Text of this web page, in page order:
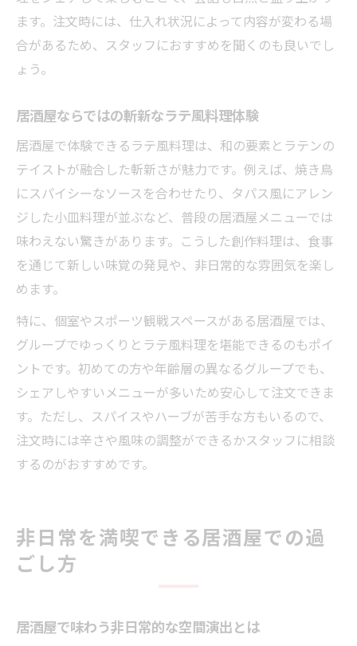
ます。注文時には、仕入れ状況によって内容が変わる場
合があるため、スタッフにおすすめを聞くのも良いでし
ょう。
居酒屋ならではの斬新なラテ風料理体験
居酒屋で体験できるラテ風料理は、和の要素とラテンの
テイストが融合した斬新さが魅力です。例えば、焼き鳥
にスパイシーなソースを合わせたり、タパス風にアレン
ジした小皿料理が並ぶなど、普段の居酒屋メニューでは
味わえない驚きがあります。こうした創作料理は、食事
を通じて新しい味覚の発見や、非日常的な雰囲気を楽し
めます。
特に、個室やスポーツ観戦スペースがある居酒屋では、
グループでゆっくりとラテ風料理を堪能できるのもポイ
ントです。初めての方や年齢層の異なるグループでも、
シェアしやすいメニューが多いため安心して注文できま
す。ただし、スパイスやハーブが苦手な方もいるので、
注文時には辛さや風味の調整ができるかスタッフに相談
するのがおすすめです。
非日常を満喫できる居酒屋での過
ごし方
居酒屋で味わう非日常的な空間演出とは